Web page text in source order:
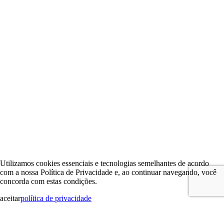
Utilizamos cookies essenciais e tecnologias semelhantes de acordo
com a nossa Política de Privacidade e, ao continuar navegando, você
concorda com estas condições.
aceitarpolítica de privacidade